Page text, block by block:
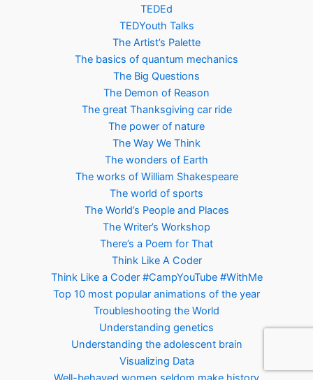
TEDEd
TEDYouth Talks
The Artist’s Palette
The basics of quantum mechanics
The Big Questions
The Demon of Reason
The great Thanksgiving car ride
The power of nature
The Way We Think
The wonders of Earth
The works of William Shakespeare
The world of sports
The World’s People and Places
The Writer’s Workshop
There’s a Poem for That
Think Like A Coder
Think Like a Coder #CampYouTube #WithMe
Top 10 most popular animations of the year
Troubleshooting the World
Understanding genetics
Understanding the adolescent brain
Visualizing Data